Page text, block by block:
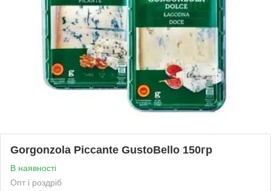
Gorgonzola Piccante GustoBello 150гр
В наявності
Опт і роздріб